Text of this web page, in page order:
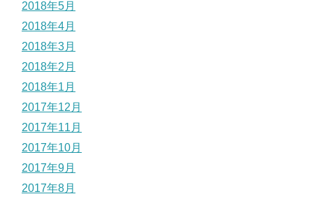
2018年5月
2018年4月
2018年3月
2018年2月
2018年1月
2017年12月
2017年11月
2017年10月
2017年9月
2017年8月